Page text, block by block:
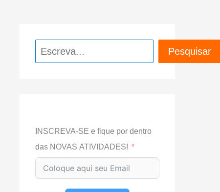
Pesquisar Pesquisar
INSCREVA-SE e fique por dentro
das NOVAS ATIVIDADES!